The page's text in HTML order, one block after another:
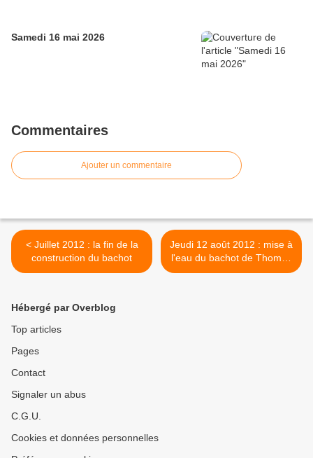
Samedi 16 mai 2026
Commentaires
Ajouter un commentaire
< Juillet 2012 : la fin de la
construction du bachot
Jeudi 12 août 2012 : mise à
l'eau du bachot de Thomas
& Fred >
Hébergé par Overblog
Top articles
Pages
Contact
Signaler un abus
C.G.U.
Cookies et données personnelles